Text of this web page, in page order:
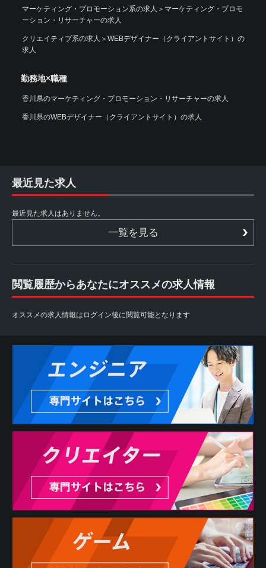
マーケティング・プロモーション系の求人 ＞ マーケティング・プロモ
ーション・リサーチャーの求人
クリエイティブ系の求人 ＞ WEBデザイナー（クライアントサイト）の
求人
勤務地×職種
香川県のマーケティング・プロモーション・リサーチャーの求人
香川県のWEBデザイナー（クライアントサイト）の求人
最近見た求人
最近見た求人はありません。
一覧を見る
閲覧履歴からあなたにオススメの求人情報
オススメの求人情報はログイン後に閲覧可能となります